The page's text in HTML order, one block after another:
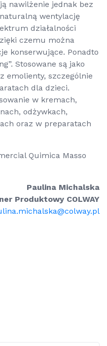
nawilżenie jednak bez
wentylację
działalności
czemu można
konserwujące. Ponadto
Stosowane są jako
emolienty, szczególnie
dla dzieci.
w kremach,
odżywkach,
oraz w preparatach
Quimica Masso
Paulina Michalska
Produktowy COLWAY